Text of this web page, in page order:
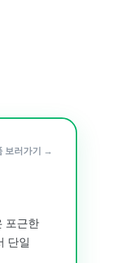
보러가기 →
포근한
단일